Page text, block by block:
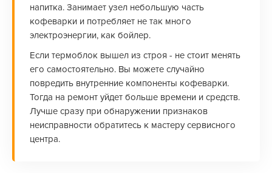
напитка. Занимает узел небольшую часть
кофеварки и потребляет не так много
электроэнергии, как бойлер.
Если термоблок вышел из строя - не стоит менять
его самостоятельно. Вы можете случайно
повредить внутренние компоненты кофеварки.
Тогда на ремонт уйдет больше времени и средств.
Лучше сразу при обнаружении признаков
неисправности обратитесь к мастеру сервисного
центра.